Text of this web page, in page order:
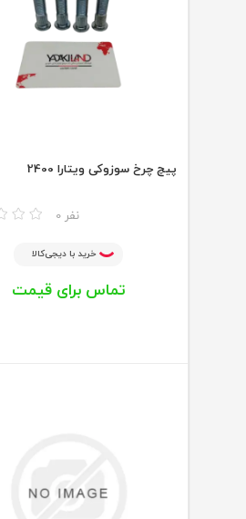
پیچ چرخ سوزوکی ویتارا 2400
0 نفر
خرید با دیجی‌کالا
تماس برای قیمت